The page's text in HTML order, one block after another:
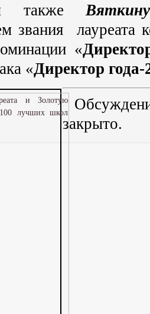
также
звания лауреата
«
«Директор года-
закрыто.